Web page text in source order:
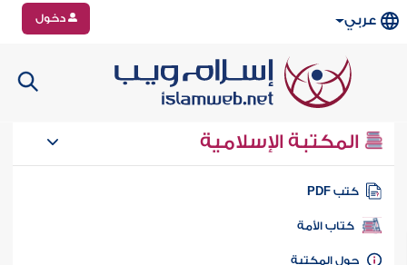
عربي دخول
المكتبة الإسلامية
كتب PDF
كتاب الأمة